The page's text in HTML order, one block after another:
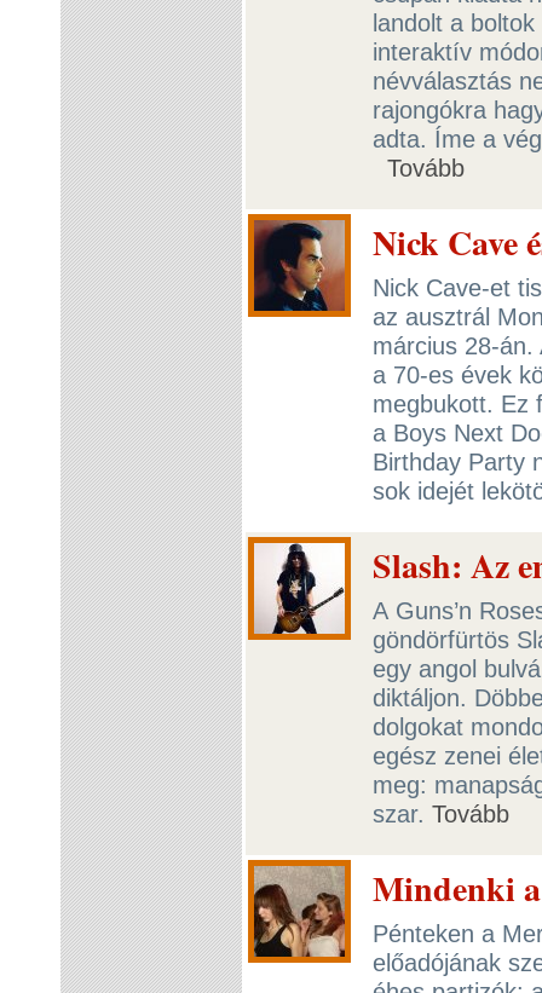
landolt a
interaktív
névválasztás
rajongókra
adta. Íme a
Tovább
Nick Cave
Nick Cave-et
az ausztrál
március 28-án.
a 70-es évek
megbukott. Ez
a Boys Next
Birthday Party
sok idejét
Slash: Az
A Guns’n
göndörfürtös
egy angol
diktáljon.
dolgokat
egész zenei
meg:
szar. Tovább
Mindenki
Pénteken a
előadójának